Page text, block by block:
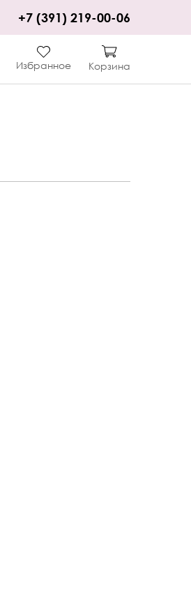
+7 (391) 219-00-06
Избранное Корзина